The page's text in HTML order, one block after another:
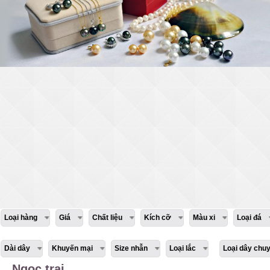
Loại hàng Giá Chất liệu Kích cỡ Màu xi Loại đá
Dài dây Khuyến mại Size nhẫn Loại lắc Loại dây